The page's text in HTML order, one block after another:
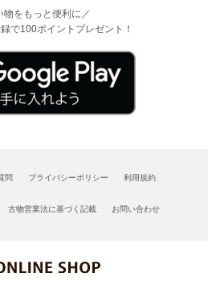
物をもっと便利に／
で100ポイントプレゼント！
問 プライバシーポリシー 利用規約
古物営業法に基づく記載 お問い合わせ